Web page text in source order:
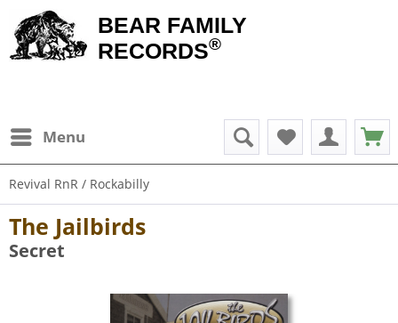
BEAR FAMILY
RECORDS®
Menu
Revival RnR / Rockabilly
The Jailbirds
Secret